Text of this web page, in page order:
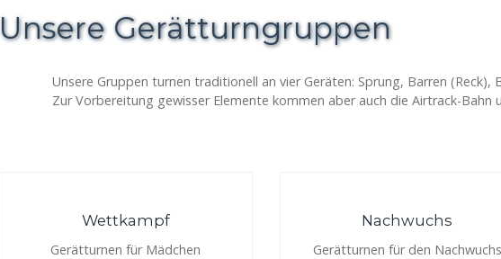
Unsere Gerätturngruppen
Unsere Gruppen turnen traditionell an vier Geräten: Sprung, Barren (Reck),
Zur Vorbereitung gewisser Elemente kommen aber auch die Airtrack-Bahn
Wettkampf
Gerätturnen für Mädchen
Nachwuchs
Gerätturnen für den Nachwuchs